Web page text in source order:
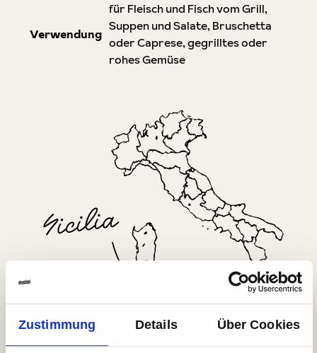
Zustimmung Details Über Cookies
Verwendung
für Fleisch und Fisch vom Grill,
Suppen und Salate, Bruschetta
oder Caprese, gegrilltes oder
rohes Gemüse
Alle Produkte aus Sizilien